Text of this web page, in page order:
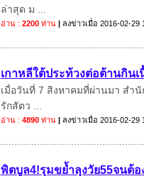
ล่าสุด ม ...
อ่าน : 2200ท่าน | ลงข่าวเมื่อ 2016-02-29
เกาหลีใต้ประท้วงต่อต้านกิน
เมื่อวันที่ 7 สิงหาคมที่ผ่านมา สำ
รักสัตว ...
อ่าน : 4890ท่าน | ลงข่าวเมื่อ 2016-02-29
พิตบูล4!รุมขย้ำลุงวัย55จนต้